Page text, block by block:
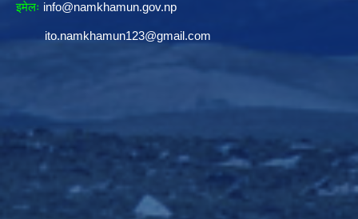
इमेलः info@namkhamun.gov.np
ito.namkhamun123@gmail.com